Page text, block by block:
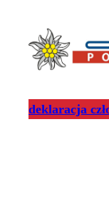
treści
deklaracja